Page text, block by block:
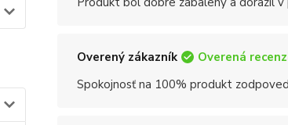
Overený zákazník Overená
Spokojnosť na 100% produkt